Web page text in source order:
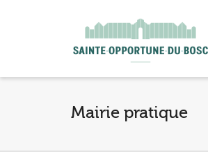
I'm looking forproduct
Mairie pratique